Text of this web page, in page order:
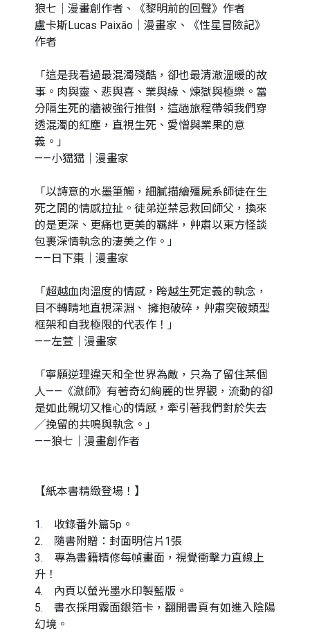
狼七｜漫畫創作者、《黎明前的回聲》作者
盧卡斯Lucas Paixão｜漫畫家、《性星冒險記》
作者
「這是我看過最混濁殘酷，卻也最清澈溫暖的故
事。肉與靈、悲與喜、業與緣、煉獄與極樂。當
分隔生死的牆被強行推倒，這趟旅程帶領我們穿
透混濁的紅塵，直視生死、愛憎與業果的意
義。」
——小峱峱｜漫畫家
「以詩意的水墨筆觸，細膩描繪殭屍系師徒在生
死之間的情感拉扯。徒弟逆禁忌救回師父，換來
的是更深、更痛也更美的羈絆，艸肅以東方怪談
包裹深情執念的淒美之作。」
——日下棗｜漫畫家
「超越血肉溫度的情感，跨越生死定義的執念，
目不轉睛地直視深淵、 擁抱破碎，艸肅突破類型
框架和自我極限的代表作！」
——左萱｜漫畫家
「寧願逆理違天和全世界為敵，只為了留住某個
人——《瀲師》有著奇幻絢麗的世界觀，流動的卻
是如此親切又椎心的情感，牽引著我們對於失去
╱挽留的共鳴與執念。」
——狼七｜漫畫創作者
【紙本書精緻登場！】
1. 收錄番外篇5p。
2. 隨書附贈：封面明信片1張
3. 專為書籍精修每幀畫面，視覺衝擊力直線上
升！
4. 內頁以螢光墨水印製藍版。
5. 書衣採用霧面銀箔卡，翻開書頁有如進入陰陽
幻境。